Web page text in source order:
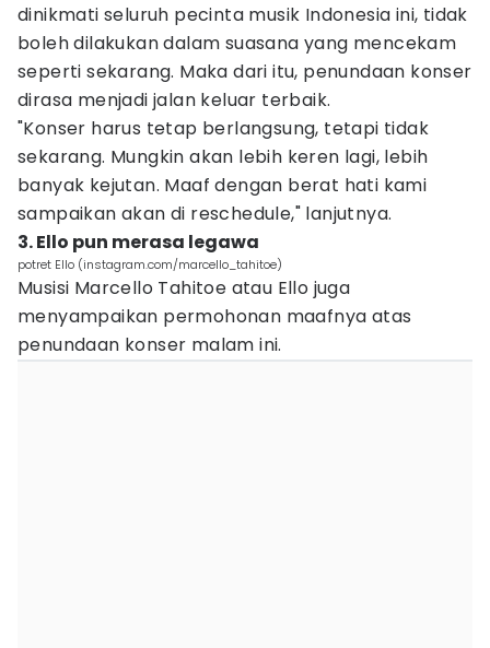
dinikmati seluruh pecinta musik Indonesia ini, tidak
boleh dilakukan dalam suasana yang mencekam
seperti sekarang. Maka dari itu, penundaan konser
dirasa menjadi jalan keluar terbaik.
"Konser harus tetap berlangsung, tetapi tidak
sekarang. Mungkin akan lebih keren lagi, lebih
banyak kejutan. Maaf dengan berat hati kami
sampaikan akan di reschedule," lanjutnya.
3. Ello pun merasa legawa
potret Ello (instagram.com/marcello_tahitoe)
Musisi Marcello Tahitoe atau Ello juga
menyampaikan permohonan maafnya atas
penundaan konser malam ini.